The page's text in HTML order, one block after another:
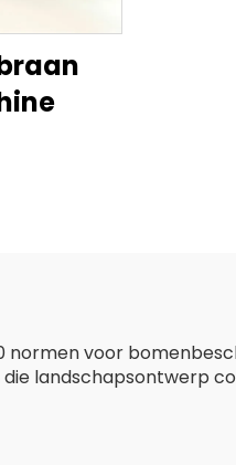
normen voor
landschapsontwerp